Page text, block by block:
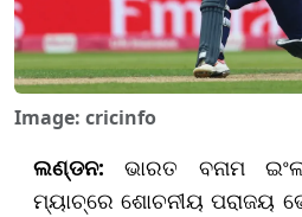
Image: cricinfo
ଲଣ୍ଡନ: ଭାରତ ବନାମ
ମ୍ୟାଚ୍‌ରେ ଶୋଚନୀୟ ପରାଜୟ